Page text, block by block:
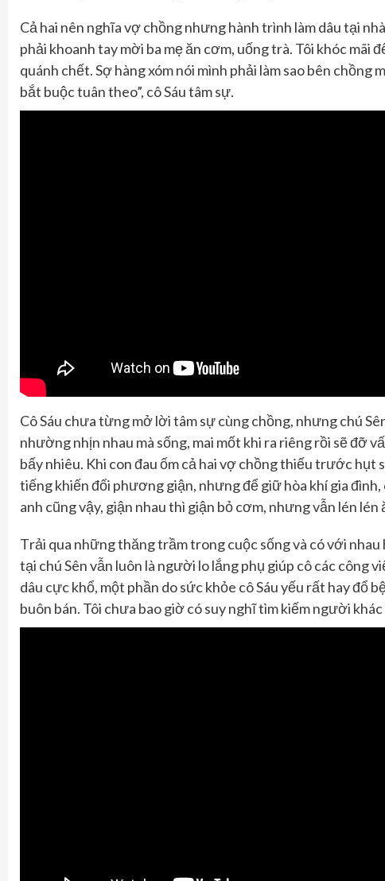
Cả hai nên nghĩa vợ chồng nhưng hành trình làm dâu tại
phải khoanh tay mời ba mẹ ăn cơm, uống trà. Tôi khóc mãi
quánh chết. Sợ hàng xóm nói mình phải làm sao bên
bắt buộc tuân theo”, côSáu tâm sự.
Cô Sáu chưa từng mở lời tâm sự cùng chồng, nhưngchú
nhường nhịn nhau mà sống, mai mốt khi ra riêng rồi sẽ đỡ
bấy nhiêu. Khi conđauốmcả hai vợ chồng thiếu trước hụt
tiếngkhiếnđối phương giận, nhưng để giữ hòa khí gia đình,
anh cũng vậy, giận nhau thì giận bỏ cơm, nhưng vẫn lén lén
Trải qua những thăng trầm trong cuộc sống và có với
tại chúSên vẫn luôn là người lo lắng phụ giúp côcác công
dâu cực khổ, một phần do sức khỏe côSáu yếu rất hay đổ
buôn bán. Tôi chưa bao giờ có suy nghĩ tìm kiếm người